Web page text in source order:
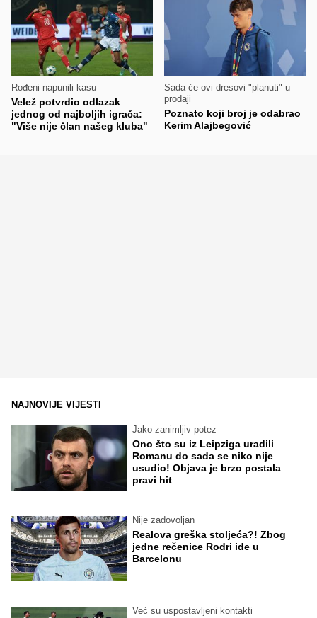
Rođeni napunili kasu
Velež potvrdio odlazak
jednog od najboljih igrača:
"Više nije član našeg kluba"
Sada će ovi dresovi "planuti" u
prodaji
Poznato koji broj je odabrao
Kerim Alajbegović
NAJNOVIJE VIJESTI
Jako zanimljiv potez
Ono što su iz Leipziga uradili
Romanu do sada se niko nije
usudio! Objava je brzo postala
pravi hit
Nije zadovoljan
Realova greška stoljeća?! Zbog
jedne rečenice Rodri ide u
Barcelonu
Već su uspostavljeni kontakti